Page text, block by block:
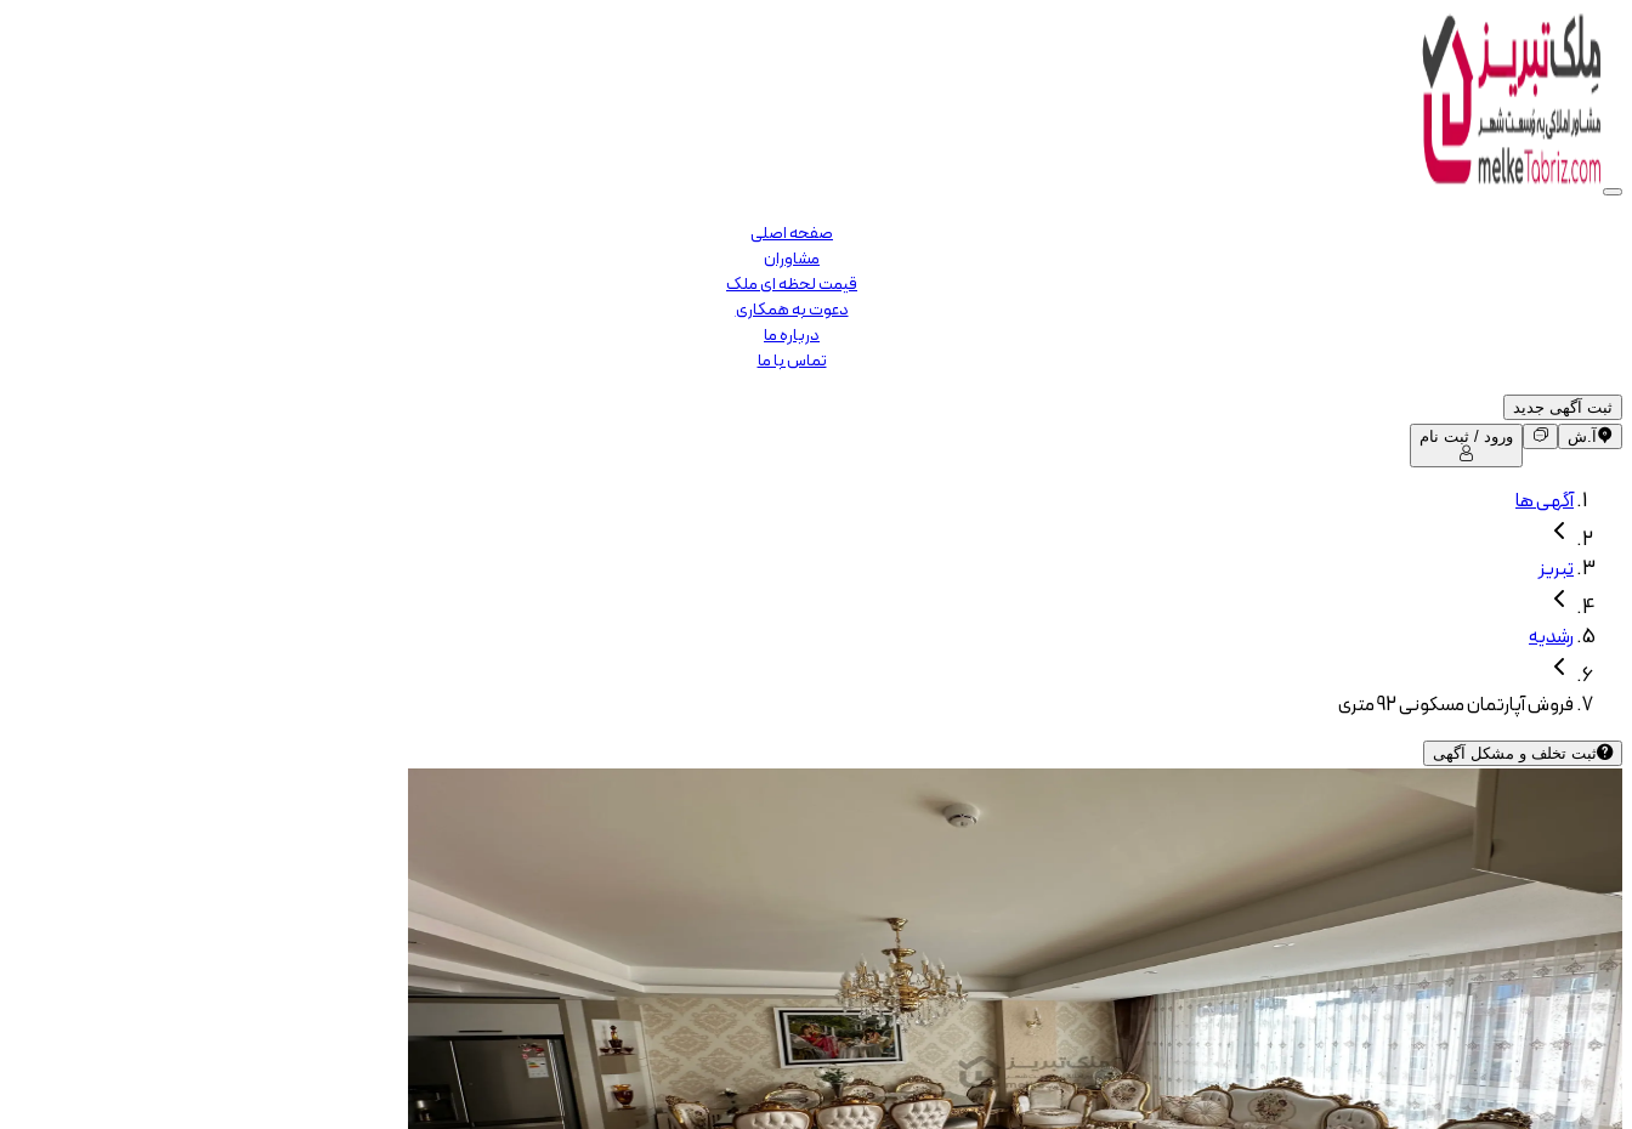
صفحه اصلی
مشاوران
قیمت لحظه ای ملک
دعوت به همکاری
درباره ما
تماس با ما
ثبت آگهی جدید
آ.ش
ورود / ثبت نام
آگهی ها
تبریز
رشدیه
فروش آپارتمان مسکونی 92 متری
ثبت تخلف و مشکل آگهی